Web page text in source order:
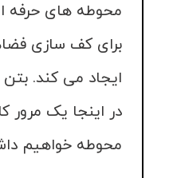
محوطه های حرفه
برای کف سازی
ایجاد می کند.
در اینجا یک مرور
محوطه خواهیم